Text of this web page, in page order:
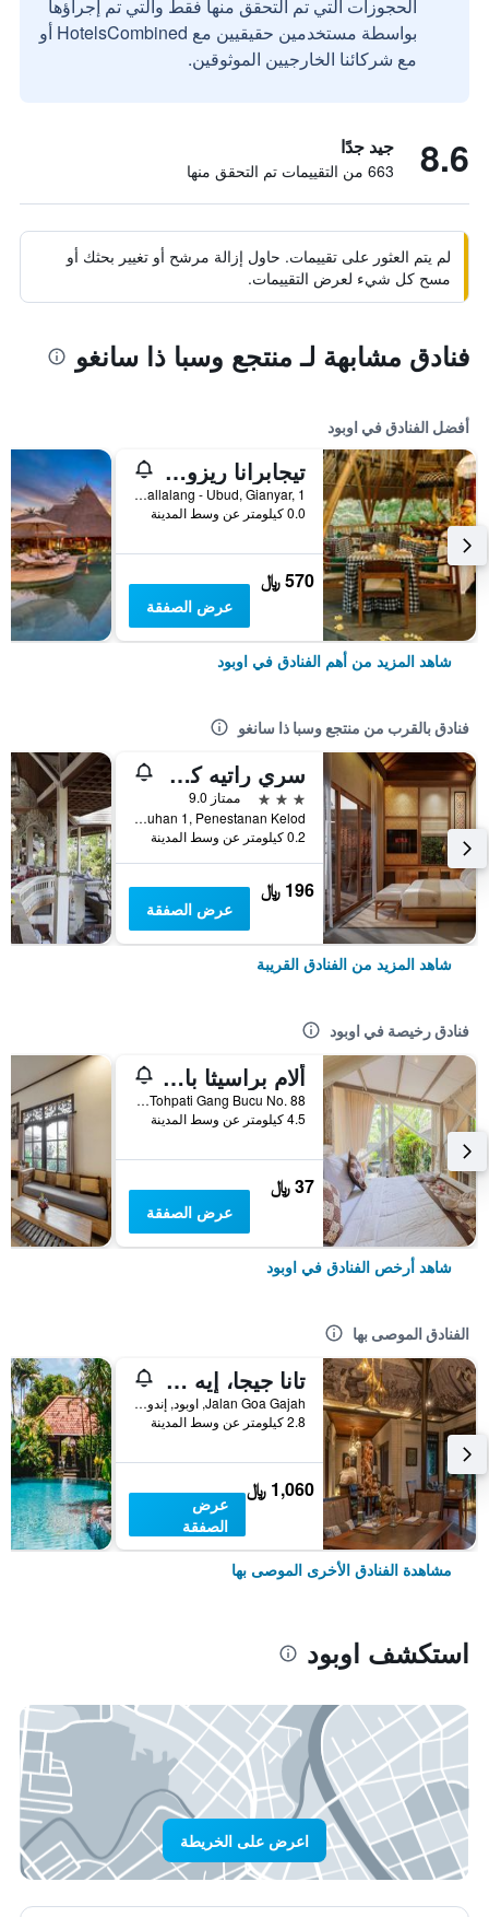
الحجوزات التي تم التحقق منها فقط والتي تم إجراؤها
بواسطة مستخدمين حقيقيين مع HotelsCombined أو
مع شركائنا الخارجيين الموثوقين.
8.6 جيد جدًا
663 من التقييمات تم التحقق منها
لم يتم العثور على تقييمات. حاول إزالة مرشح أو تغيير بحثك أو
مسح كل شيء لعرض التقييمات.
فنادق مشابهة لـ منتجع وسبا ذا سانغو
أفضل الفنادق في اوبود
تيجابرانا ريزورت آند سبا
Banjar Sapat, Tegallalang - Ubud, Gianyar, 1, اوبود, إندونيسيا
0.0 كيلومتر عن وسط المدينة
570 ﷼
عرض الصفقة
شاهد المزيد من أهم الفنادق في اوبود
فنادق بالقرب من منتجع وسبا ذا سانغو
سري راتيه كوتيدجز
3 نجوم
ممتاز 9.0
Jl. Campuhan 1, Penestanan Kelod, اوبود, إندونيسيا
0.2 كيلومتر عن وسط المدينة
196 ﷼
عرض الصفقة
شاهد المزيد من الفنادق القريبة
فنادق رخيصة في اوبود
ألام براسيثا بالي أوبود
Banjar Tohpati Gang Bucu No. 88, اوبود, إندونيسيا
4.5 كيلومتر عن وسط المدينة
37 ﷼
عرض الصفقة
شاهد أرخص الفنادق في اوبود
الفنادق الموصى بها
تانا جيجا، إيه ريزورت باي هاديبرانا
Jalan Goa Gajah, اوبود, إندونيسيا
2.8 كيلومتر عن وسط المدينة
1,060 ﷼
عرض
الصفقة
مشاهدة الفنادق الأخرى الموصى بها
استكشف اوبود
اعرض على الخريطة